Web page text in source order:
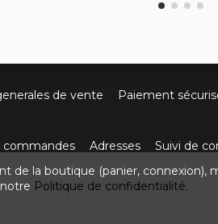
de vente Paiement
commandes Adresses Suivi de
de Villefort 48800 Pied-de-Borne
de la boutique (panier,
Politique de confidentialité.